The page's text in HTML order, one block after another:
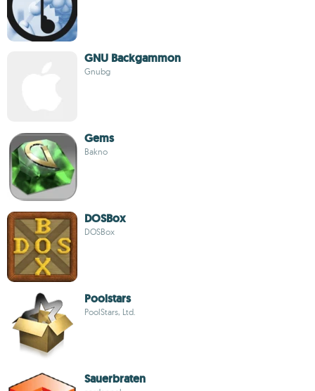
GNU Backgammon
Gnubg
Gems
Bakno
DOSBox
DOSBox
Poolstars
PoolStars, Ltd.
Sauerbraten